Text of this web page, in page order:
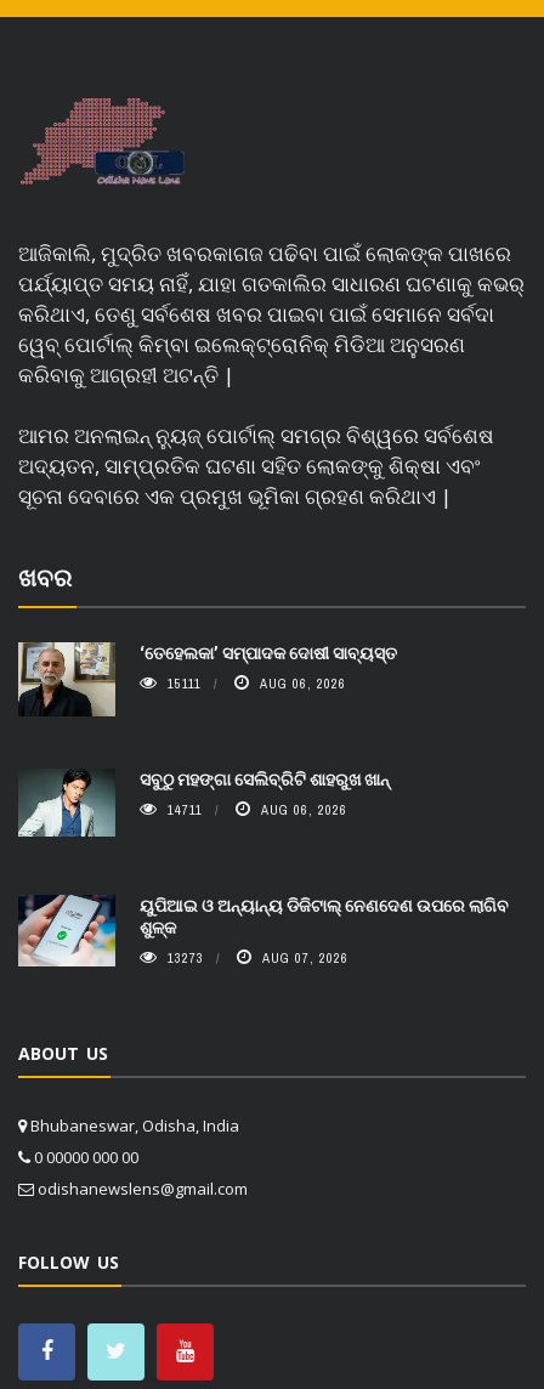
ଆଜିକାଲି, ମୁଦ୍ରିତ ଖବରକାଗଜ ପଢିବା ପାଇଁ ଲୋକଙ୍କ ପାଖରେ
ପର୍ଯ୍ୟାପ୍ତ ସମୟ ନାହିଁ, ଯାହା ଗତକାଲିର ସାଧାରଣ ଘଟଣାକୁ କଭର୍
କରିଥାଏ, ତେଣୁ ସର୍ବଶେଷ ଖବର ପାଇବା ପାଇଁ ସେମାନେ ସର୍ବଦା
ୱେବ୍ ପୋର୍ଟାଲ୍ କିମ୍ବା ଇଲେକ୍ଟ୍ରୋନିକ୍ ମିଡିଆ ଅନୁସରଣ
କରିବାକୁ ଆଗ୍ରହୀ ଅଟନ୍ତି |
ଆମର ଅନଲାଇନ୍ ନ୍ୟୁଜ୍ ପୋର୍ଟାଲ୍ ସମଗ୍ର ବିଶ୍ୱରେ ସର୍ବଶେଷ
ଅଦ୍ୟତନ, ସାମ୍ପ୍ରତିକ ଘଟଣା ସହିତ ଲୋକଙ୍କୁ ଶିକ୍ଷା ଏବଂ
ସୂଚନା ଦେବାରେ ଏକ ପ୍ରମୁଖ ଭୂମିକା ଗ୍ରହଣ କରିଥାଏ |
ଖବର
‘ତେହେଲକା’ ସମ୍ପାଦକ ଦୋଷୀ ସାବ୍ୟସ୍ତ
15111 AUG 06, 2026
ସବୁଠୁ ମହଙ୍ଗା ସେଲିବ୍ରିଟି ଶାହରୁଖ ଖାନ୍
14711 AUG 06, 2026
ୟୁପିଆଇ ଓ ଅନ୍ୟାନ୍ୟ ଡିଜିଟାଲ୍ ନେଣଦେଣ ଉପରେ ଲାଗିବ
ଶୁଳ୍କ
13273 AUG 07, 2026
ABOUT US
Bhubaneswar, Odisha, India
0 00000 000 00
odishanewslens@gmail.com
FOLLOW US